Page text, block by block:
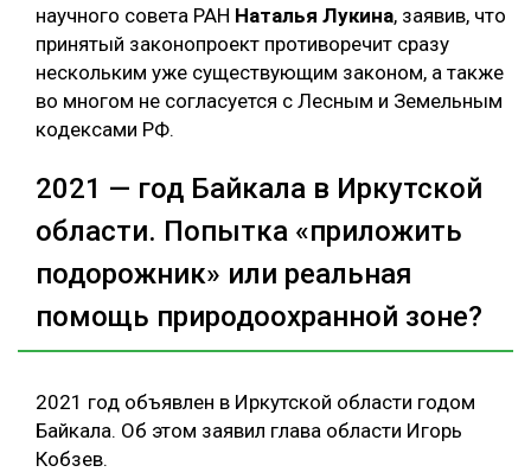
научного совета РАН Наталья Лукина, заявив, что
принятый законопроект противоречит сразу
нескольким уже существующим законом, а также
во многом не согласуется с Лесным и Земельным
кодексами РФ.
2021 — год Байкала в Иркутской
области. Попытка «приложить
подорожник» или реальная
помощь природоохранной зоне?
2021 год объявлен в Иркутской области годом
Байкала. Об этом заявил глава области Игорь
Кобзев.